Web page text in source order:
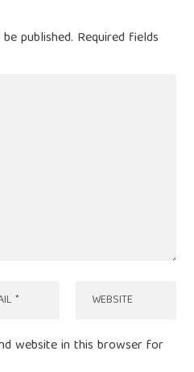
published. Required fields
website in this browser for